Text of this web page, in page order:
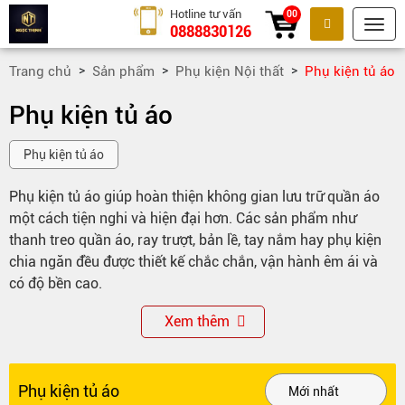
Tìm kiếm
Hotline tư vấn
0888830126
00
Trang chủ Sản phẩm Phụ kiện Nội thất Phụ kiện tủ áo
Phụ kiện tủ áo
Phụ kiện tủ áo
Phụ kiện tủ áo giúp hoàn thiện không gian lưu trữ quần áo
một cách tiện nghi và hiện đại hơn. Các sản phẩm như
thanh treo quần áo, ray trượt, bản lề, tay nắm hay phụ kiện
chia ngăn đều được thiết kế chắc chắn, vận hành êm ái và
có độ bền cao.
mẫu mãvà kích thước, phụ kiện tủ áo phù
hợp với nhiều kiểu tủ từ tủ áo gia đình đến tủ âm tường hiện
hoạt động bền bỉ còn thanh treo giúp sắp xếp quần áo gọn
gàng và tiện lợi hơn trong quá trình sử dụng.
Xem thêm
Phụ kiện tủ áo